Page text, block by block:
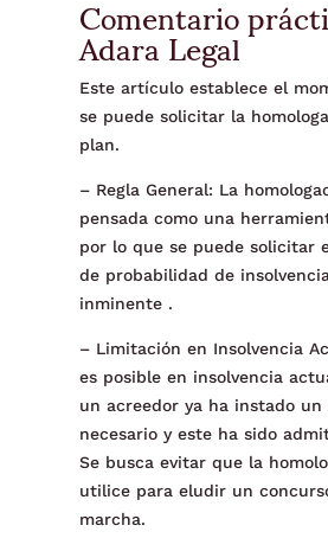
Adara Legal
Este artículo establece el
se puede solicitar la
plan.
– Regla General: La
pensada como una
por lo que se puede solicitar
de probabilidad de
inminente .
– Limitación en Insolvencia
es posible en insolvencia
un acreedor ya ha instado un
necesario y este ha sido
Se busca evitar que la
utilice para eludir un
marcha.